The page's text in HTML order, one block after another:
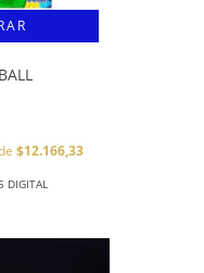
$12.166,33
DIGITAL